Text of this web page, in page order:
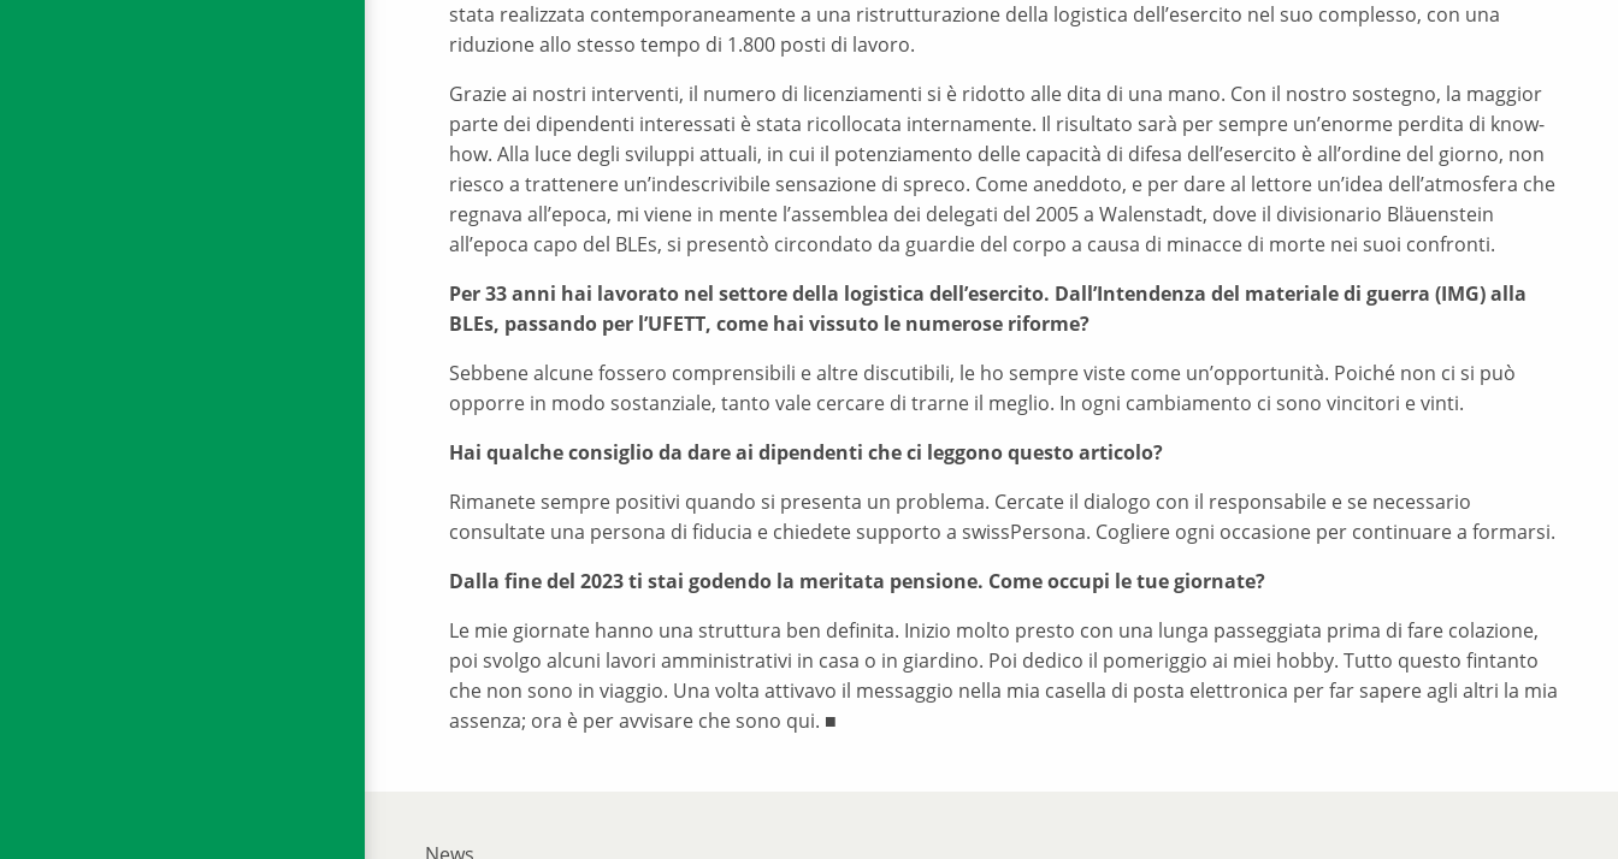
stata realizzata contemporaneamente a una ristrutturazione della logistica dell’esercito nel suo complesso, con una
riduzione allo stesso tempo di 1.800 posti di lavoro.
Grazie ai nostri interventi, il numero di licenziamenti si è ridotto alle dita di una mano. Con il nostro sostegno, la maggior
parte dei dipendenti interessati è stata ricollocata internamente. Il risultato sarà per sempre un’enorme perdita di know-
how. Alla luce degli sviluppi attuali, in cui il potenziamento delle capacità di difesa dell’esercito è all’ordine del giorno, non
riesco a trattenere un’indescrivibile sensazione di spreco. Come aneddoto, e per dare al lettore un’idea dell’atmosfera che
regnava all’epoca, mi viene in mente l’assemblea dei delegati del 2005 a Walenstadt, dove il divisionario Bläuenstein
all’epoca capo del BLEs, si presentò circondato da guardie del corpo a causa di minacce di morte nei suoi confronti.
Per 33 anni hai lavorato nel settore della logistica dell’esercito. Dall’Intendenza del materiale di guerra (IMG) alla
BLEs, passando per l’UFETT, come hai vissuto le numerose riforme?
Sebbene alcune fossero comprensibili e altre discutibili, le ho sempre viste come un’opportunità. Poiché non ci si può
opporre in modo sostanziale, tanto vale cercare di trarne il meglio. In ogni cambiamento ci sono vincitori e vinti.
Hai qualche consiglio da dare ai dipendenti che ci leggono questo articolo?
Rimanete sempre positivi quando si presenta un problema. Cercate il dialogo con il responsabile e se necessario
consultate una persona di fiducia e chiedete supporto a swissPersona. Cogliere ogni occasione per continuare a formarsi.
Dalla fine del 2023 ti stai godendo la meritata pensione. Come occupi le tue giornate?
Le mie giornate hanno una struttura ben definita. Inizio molto presto con una lunga passeggiata prima di fare colazione,
poi svolgo alcuni lavori amministrativi in casa o in giardino. Poi dedico il pomeriggio ai miei hobby. Tutto questo fintanto
che non sono in viaggio. Una volta attivavo il messaggio nella mia casella di posta elettronica per far sapere agli altri la mia
assenza; ora è per avvisare che sono qui. ■